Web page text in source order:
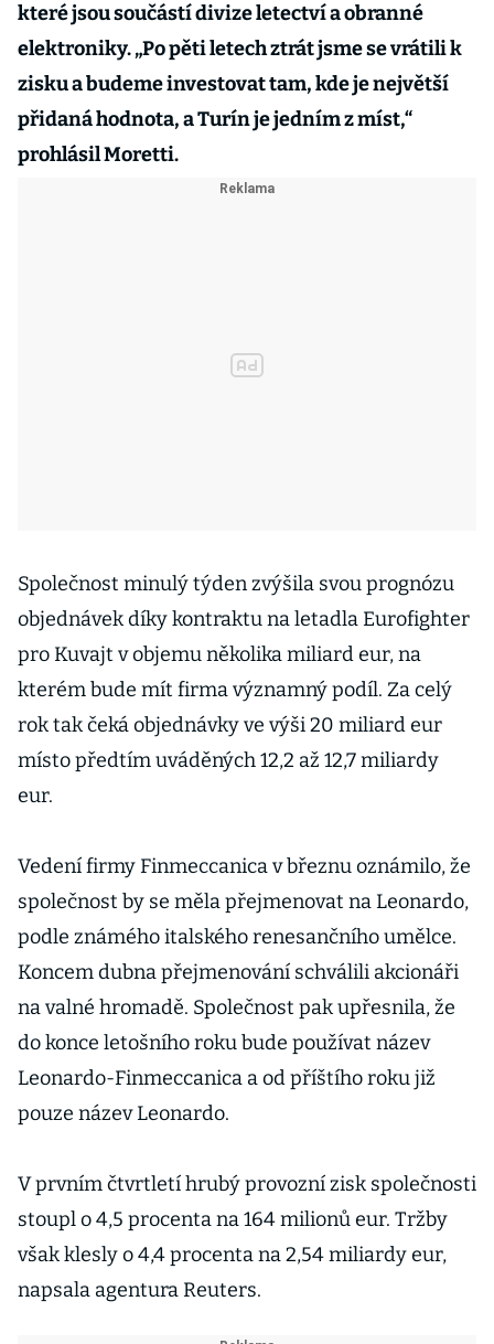
které jsou součástí divize letectví a obranné
elektroniky. „Po pěti letech ztrát jsme se vrátili k
zisku a budeme investovat tam, kde je největší
přidaná hodnota, a Turín je jedním z míst,“
prohlásil Moretti.
Společnost minulý týden zvýšila svou prognózu
objednávek díky kontraktu na letadla Eurofighter
pro Kuvajt v objemu několika miliard eur, na
kterém bude mít firma významný podíl. Za celý
rok tak čeká objednávky ve výši 20 miliard eur
místo předtím uváděných 12,2 až 12,7 miliardy
eur.
Vedení firmy Finmeccanica v březnu oznámilo, že
společnost by se měla přejmenovat na Leonardo,
podle známého italského renesančního umělce.
Koncem dubna přejmenování schválili akcionáři
na valné hromadě. Společnost pak upřesnila, že
do konce letošního roku bude používat název
Leonardo-Finmeccanica a od příštího roku již
pouze název Leonardo.
V prvním čtvrtletí hrubý provozní zisk společnosti
stoupl o 4,5 procenta na 164 milionů eur. Tržby
však klesly o 4,4 procenta na 2,54 miliardy eur,
napsala agentura Reuters.